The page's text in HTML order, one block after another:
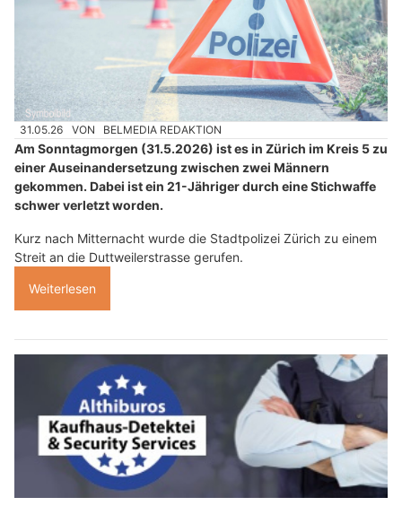
31.05.26 VON BELMEDIA REDAKTION
Am Sonntagmorgen (31.5.2026) ist es in Zürich im Kreis 5 zu
einer Auseinandersetzung zwischen zwei Männern
gekommen. Dabei ist ein 21-Jähriger durch eine Stichwaffe
schwer verletzt worden.
Kurz nach Mitternacht wurde die Stadtpolizei Zürich zu einem
Streit an die Duttweilerstrasse gerufen.
Weiterlesen